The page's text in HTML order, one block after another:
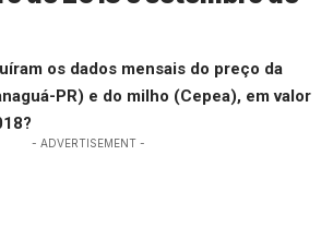
os dados mensais do preço da
PR) e do milho (Cepea), em valor
- ADVERTISEMENT -